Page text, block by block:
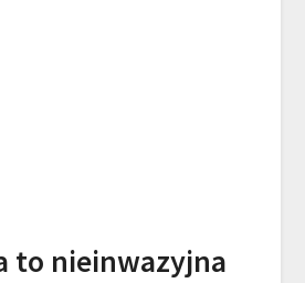
to nieinwazyjna